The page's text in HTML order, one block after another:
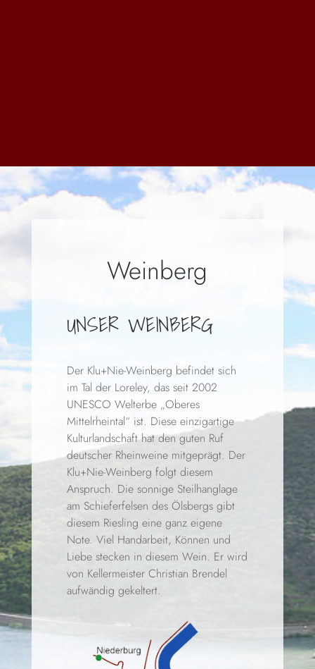
Weinberg
UNSER WEINBERG
Der Klu+Nie-Weinberg befindet sich
im Tal der Loreley, das seit 2002
UNESCO Welterbe „Oberes
Mittelrheintal“ ist. Diese einzigartige
Kulturlandschaft hat den guten Ruf
deutscher Rheinweine mitgeprägt. Der
Klu+Nie-Weinberg folgt diesem
Anspruch. Die sonnige Steilhanglage
am Schieferfelsen des Ölsbergs gibt
diesem Riesling eine ganz eigene
Note. Viel Handarbeit, Können und
Liebe stecken in diesem Wein. Er wird
von Kellermeister Christian Brendel
aufwändig gekeltert.